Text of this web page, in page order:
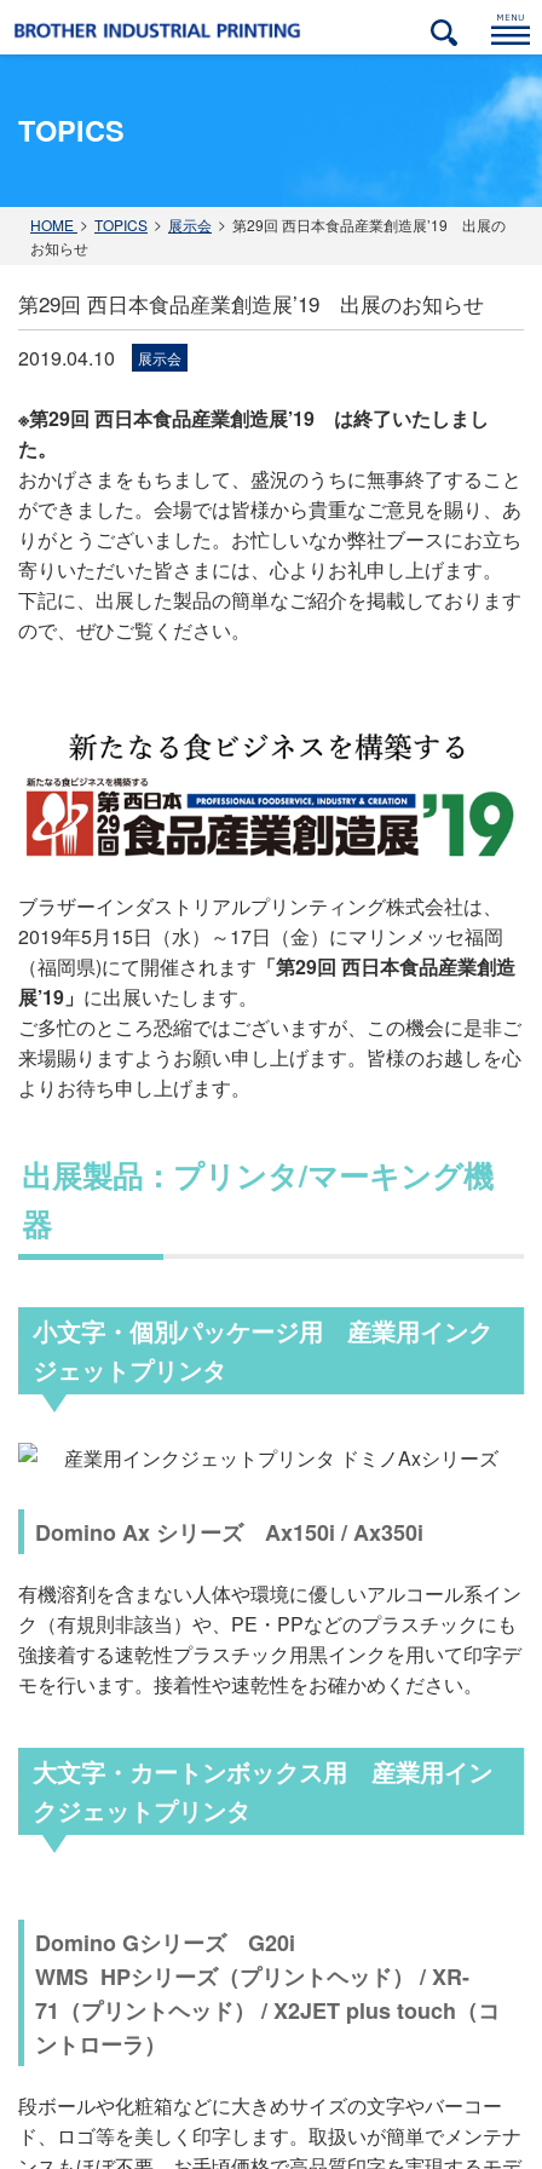
TOPICS
HOME TOPICS 展示会
第29回 西日本食品産業創造展’19 出展の
お知らせ
第29回 西日本食品産業創造展’19 出展のお知らせ
2019.04.10 展示会
※第29回 西日本食品産業創造展’19 は終了いたしまし
た。
おかげさまをもちまして、盛況のうちに無事終了すること
ができました。会場では皆様から貴重なご意見を賜り、あ
りがとうございました。お忙しいなか弊社ブースにお立ち
寄りいただいた皆さまには、心よりお礼申し上げます。
下記に、出展した製品の簡単なご紹介を掲載しております
ので、ぜひご覧ください。
ブラザーインダストリアルプリンティング株式会社は、
2019年5月15日（水）～17日（金）にマリンメッセ福岡
（福岡県)にて開催されます 「第29回 西日本食品産業創造
展’19」 に出展いたします。
ご多忙のところ恐縮ではございますが、この機会に是非ご
来場賜りますようお願い申し上げます。皆様のお越しを心
よりお待ち申し上げます。
出展製品：プリンタ/マーキング機
器
小文字・個別パッケージ用 産業用インク
ジェットプリンタ
Domino Ax シリーズ Ax150i / Ax350i
有機溶剤を含まない人体や環境に優しいアルコール系イン
ク（有規則非該当）や、PE・PPなどのプラスチックにも
強接着する速乾性プラスチック用黒インクを用いて印字デ
モを行います。接着性や速乾性をお確かめください。
大文字・カートンボックス用 産業用イン
クジェットプリンタ
Domino Gシリーズ G20i
WMS HPシリーズ（プリントヘッド） / XR-
71（プリントヘッド） / X2JET plus touch（コ
ントローラ）
段ボールや化粧箱などに大きめサイズの文字やバーコー
ド、ロゴ等を美しく印字します。取扱いが簡単でメンテナ